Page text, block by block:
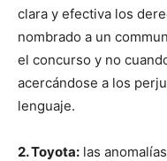
clara y efectiva los
nombrado a un
el concurso y no
acercándose a los
lenguaje.
2. Toyota: las